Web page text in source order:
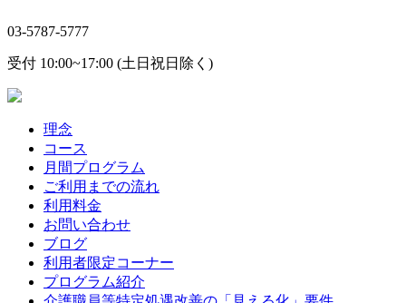
03-5787-5777
受付 10:00~17:00 (土日祝日除く)
理念
コース
月間プログラム
ご利用までの流れ
利用料金
お問い合わせ
ブログ
利用者限定コーナー
プログラム紹介